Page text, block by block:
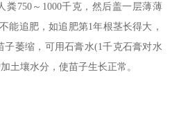
粪750～1000千克，然后盖一层薄薄
能追肥，如追肥第1年根茎长得大，
子萎缩，可用石膏水(1千克石膏对水
土壤水分，使苗子生长正常。